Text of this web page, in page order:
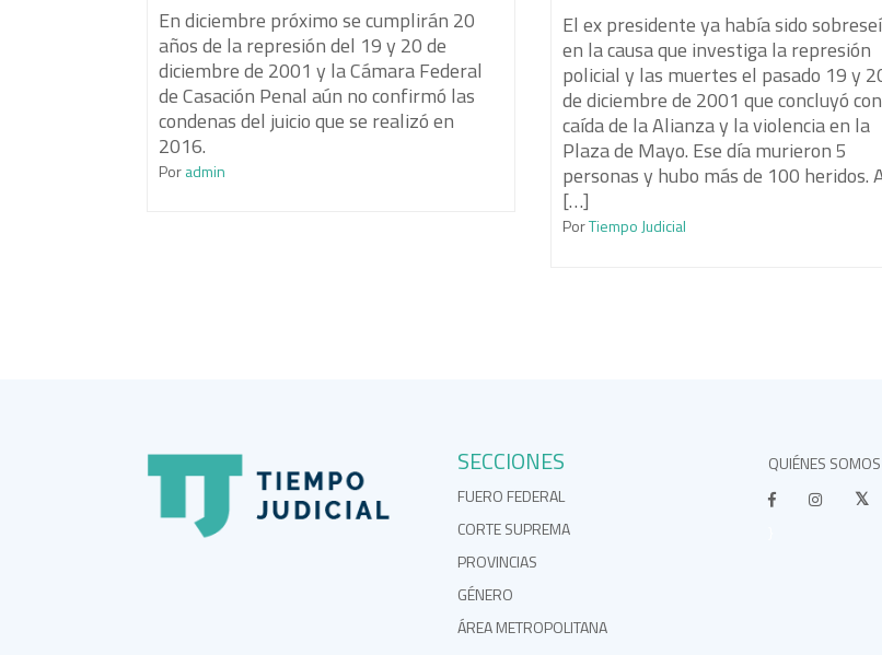
En diciembre próximo se cumplirán 20
años de la represión del 19 y 20 de
diciembre de 2001 y la Cámara Federal
de Casación Penal aún no confirmó las
condenas del juicio que se realizó en
2016.
Poradmin
El ex presidente ya había sido
en la causa que investiga la represión
policial y las muertes el pasado 19 y
de diciembre de 2001 que concluyó
caída de la Alianza y la violencia en la
Plaza de Mayo. Ese día murieron 5
personas y hubo más de 100 heridos.
[…]
PorTiempo Judicial
SECCIONES
FUERO FEDERAL
CORTE SUPREMA
PROVINCIAS
GÉNERO
ÁREA METROPOLITANA
QUIÉNES SOMOS